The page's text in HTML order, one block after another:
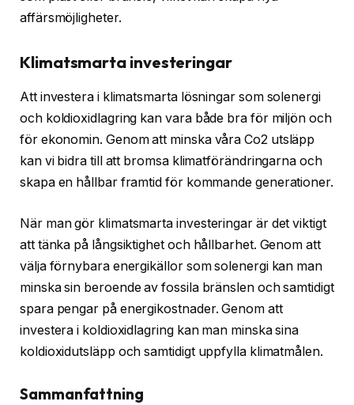
affärsmöjligheter.
Klimatsmarta investeringar
Att investera i klimatsmarta lösningar som solenergi
och koldioxidlagring kan vara både bra för miljön och
för ekonomin. Genom att minska våra Co2 utsläpp
kan vi bidra till att bromsa klimatförändringarna och
skapa en hållbar framtid för kommande generationer.
När man gör klimatsmarta investeringar är det viktigt
att tänka på långsiktighet och hållbarhet. Genom att
välja förnybara energikällor som solenergi kan man
minska sin beroende av fossila bränslen och samtidigt
spara pengar på energikostnader. Genom att
investera i koldioxidlagring kan man minska sina
koldioxidutsläpp och samtidigt uppfylla klimatmålen.
Sammanfattning